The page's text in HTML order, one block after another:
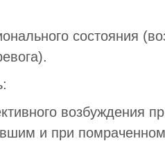
состояния
возбуждения
и при